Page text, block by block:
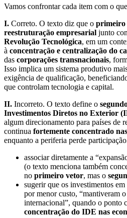
Vamos confrontar cada item com o
I. Correto. O texto diz que o primeiro
reestruturação empresarial junto
Revolução Tecnológica, em um
à concentração e centralização do
das corporações transnacionais,
Isso implica um sistema produtivo
exigência de qualificação,
que controlam tecnologia e capital.
II. Incorreto. O texto define o
Investimentos Diretos no Exterior
algum direcionamento para países de
continua fortemente concentrado
enquanto a periferia perde
associar diretamente a
(o texto menciona também
no primeiro vetor, mas o
sugerir que os investimentos
por menor custo, “mantiveram
internacional”, quando o ponto
concentração do IDE nas